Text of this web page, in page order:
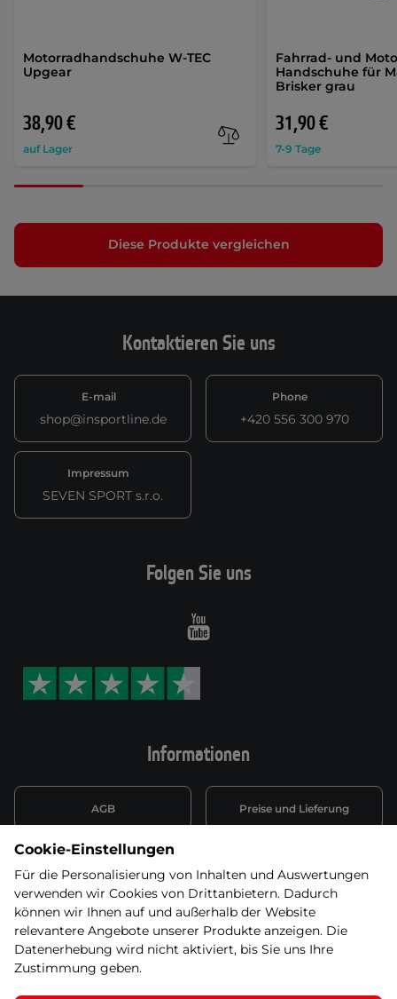
Motorradhandschuhe W-TEC
Upgear
38,90 €
auf Lager
Fahrrad- und
Handschuhe für
Brisker grau
31,90 €
7-9 Tage
Diese Produkte vergleichen
Kontaktieren Sie uns
E-mail
shop@insportline.de
Phone
+420 556 300 970
Impressum
SEVEN SPORT s.r.o.
Informationen
AGB Preise und Lieferung
Datenschutzerklärung
DSGVO
Wiederufsbelehrung mit Link
Batterieentsorgung
Informationen zu Elektro-
und Elektonikgeräten
Folgen Sie uns
Youtube
Cookie-Einstellungen
Für die Personalisierung von Inhalten und Auswertungen
verwenden wir Cookies von Drittanbietern. Dadurch
können wir Ihnen auf und außerhalb der Website
relevantere Angebote unserer Produkte anzeigen. Die
Datenerhebung wird nicht aktiviert, bis Sie uns Ihre
Zustimmung geben.